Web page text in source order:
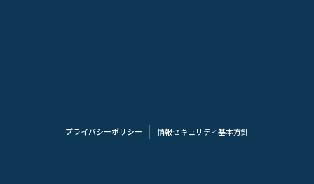
プライバシーポリシー 情報セキュリティ基本方針